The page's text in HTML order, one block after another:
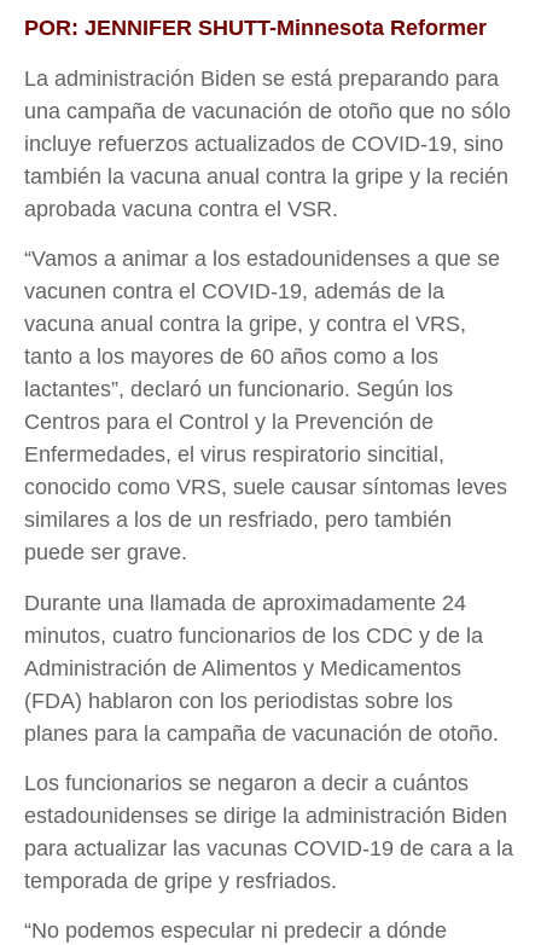
POR: JENNIFER SHUTT-Minnesota Reformer
La administración Biden se está preparando para
una campaña de vacunación de otoño que no sólo
incluye refuerzos actualizados de COVID-19, sino
también la vacuna anual contra la gripe y la recién
aprobada vacuna contra el VSR.
“Vamos a animar a los estadounidenses a que se
vacunen contra el COVID-19, además de la
vacuna anual contra la gripe, y contra el VRS,
tanto a los mayores de 60 años como a los
lactantes”, declaró un funcionario. Según los
Centros para el Control y la Prevención de
Enfermedades, el virus respiratorio sincitial,
conocido como VRS, suele causar síntomas leves
similares a los de un resfriado, pero también
puede ser grave.
Durante una llamada de aproximadamente 24
minutos, cuatro funcionarios de los CDC y de la
Administración de Alimentos y Medicamentos
(FDA) hablaron con los periodistas sobre los
planes para la campaña de vacunación de otoño.
Los funcionarios se negaron a decir a cuántos
estadounidenses se dirige la administración Biden
para actualizar las vacunas COVID-19 de cara a la
temporada de gripe y resfriados.
“No podemos especular ni predecir a dónde